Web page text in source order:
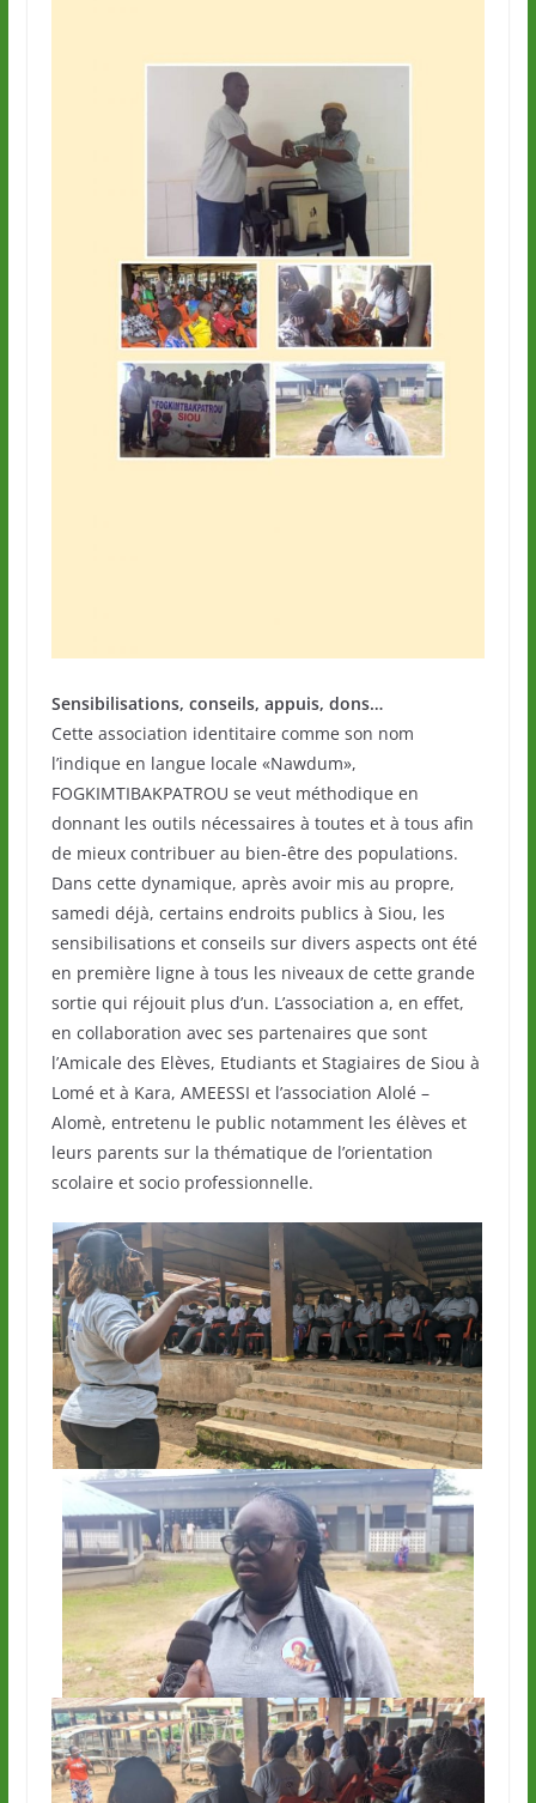
Sensibilisations, conseils, appuis, dons…
Cette association identitaire comme son nom
l’indique en langue locale «Nawdum»,
FOGKIMTIBAKPATROU se veut méthodique en
donnant les outils nécessaires à toutes et à tous afin
de mieux contribuer au bien-être des populations.
Dans cette dynamique, après avoir mis au propre,
samedi déjà, certains endroits publics à Siou, les
sensibilisations et conseils sur divers aspects ont été
en première ligne à tous les niveaux de cette grande
sortie qui réjouit plus d’un. L’association a, en effet,
en collaboration avec ses partenaires que sont
l’Amicale des Elèves, Etudiants et Stagiaires de Siou à
Lomé et à Kara, AMEESSI et l’association Alolé –
Alomè, entretenu le public notamment les élèves et
leurs parents sur la thématique de l’orientation
scolaire et socio professionnelle.